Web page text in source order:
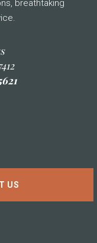
breathtaking
US